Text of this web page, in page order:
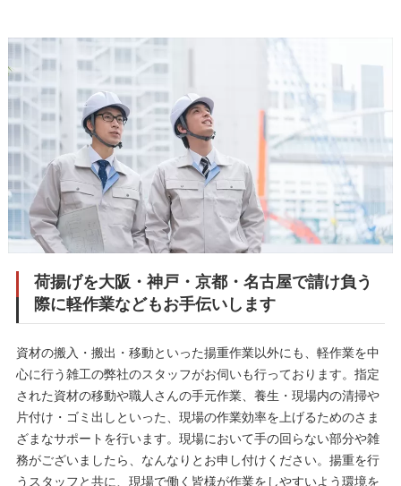
荷揚げを大阪・神戸・京都・名古屋で請け負う
際に軽作業などもお手伝いします
資材の搬入・搬出・移動といった揚重作業以外にも、軽作業を中
心に行う雑工の弊社のスタッフがお伺いも行っております。指定
された資材の移動や職人さんの手元作業、養生・現場内の清掃や
片付け・ゴミ出しといった、現場の作業効率を上げるためのさま
ざまなサポートを行います。現場において手の回らない部分や雑
務がございましたら、なんなりとお申し付けください。揚重を行
うスタッフと共に、現場で働く皆様が作業をしやすいよう環境を